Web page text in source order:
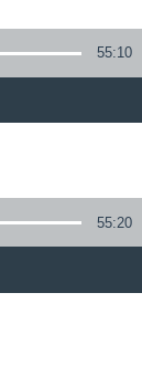
55:10
55:20